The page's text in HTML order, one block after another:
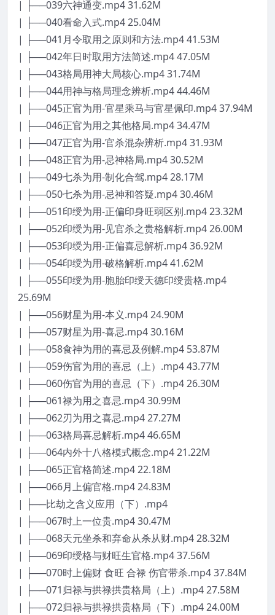
| ├──039六神通变.mp4 31.62M
| ├──040看命入式.mp4 25.04M
| ├──041月令取用之原则和方法.mp4 41.53M
| ├──042年日时取用方法简述.mp4 47.05M
| ├──043格局用神大局核心.mp4 31.74M
| ├──044用神与格局理念辨析.mp4 44.46M
| ├──045正官为用-官星乘马与官星佩印.mp4 37.94M
| ├──046正官为用之其他格局.mp4 34.47M
| ├──047正官为用-官杀混杂辨析.mp4 31.93M
| ├──048正官为用-忌神格局.mp4 30.52M
| ├──049七杀为用-制化合驾.mp4 28.17M
| ├──050七杀为用-忌神和答疑.mp4 30.46M
| ├──051印绶为用-正偏印身旺弱区别.mp4 23.32M
| ├──052印绶为用-见官杀之贵格解析.mp4 26.00M
| ├──053印绶为用-正偏喜忌解析.mp4 36.92M
| ├──054印绶为用-破格解析.mp4 41.62M
| ├──055印绶为用-胞胎印绶天德印绶贵格.mp4
25.69M
| ├──056财星为用-本义.mp4 24.90M
| ├──057财星为用-喜忌.mp4 30.16M
| ├──058食神为用的喜忌及例解.mp4 53.87M
| ├──059伤官为用的喜忌（上）.mp4 43.77M
| ├──060伤官为用的喜忌（下）.mp4 26.30M
| ├──061禄为用之喜忌.mp4 30.99M
| ├──062刃为用之喜忌.mp4 27.27M
| ├──063格局喜忌解析.mp4 46.65M
| ├──064内外十八格模式概念.mp4 21.22M
| ├──065正官格简述.mp4 22.18M
| ├──066月上偏官格.mp4 24.83M
| ├──比劫之含义应用（下）.mp4
| ├──067时上一位贵.mp4 30.47M
| ├──068天元坐杀和弃命从杀从财.mp4 28.32M
| ├──069印绶格与财旺生官格.mp4 37.56M
| ├──070时上偏财 食旺 合禄 伤官带杀.mp4 37.84M
| ├──071归禄与拱禄拱贵格局（上）.mp4 27.58M
| ├──072归禄与拱禄拱贵格局（下）.mp4 24.00M